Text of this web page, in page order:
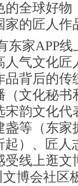
全球好物
家的匠人作
东家APP
气文化匠
背后的传
文化秘书
韵文化代
等（东家
起）、匠人
线上逛文
博会社区